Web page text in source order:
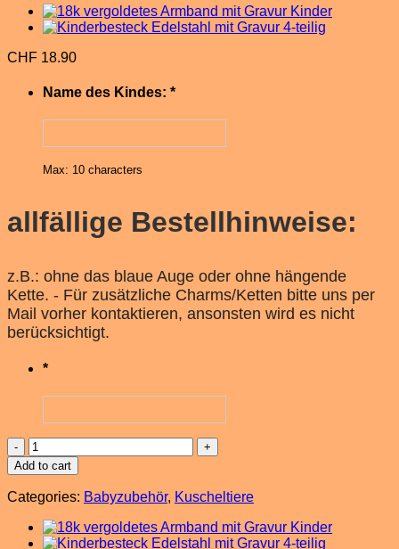
CHF 18.90
Name des Kindes: *
Max: 10 characters
allfällige Bestellhinweise:
z.B.: ohne das blaue Auge oder ohne hängende
Kette. - Für zusätzliche Charms/Ketten bitte uns per
Mail vorher kontaktieren, ansonsten wird es nicht
berücksichtigt.
*
Hase
mit
Wunschnamen
personalisiert,
pro
Stk.
quantity
Add to cart
Categories: Babyzubehör, Kuscheltiere